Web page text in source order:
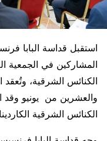
استقبل قداسة البابا
المشاركين في الجمعية
الكنائس الشرقية،
والعشرين من يونيو وقد
الكنائس الشرقية